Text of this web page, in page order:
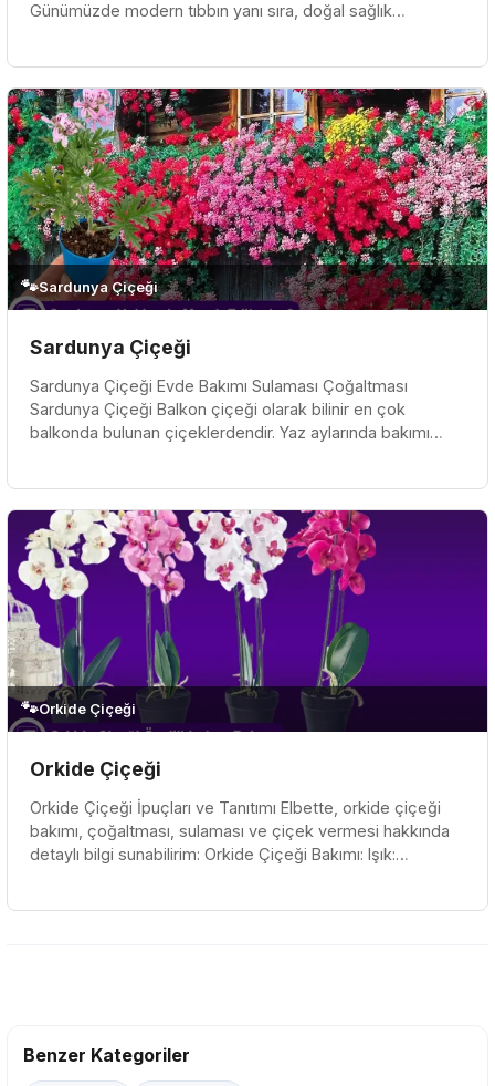
Günümüzde modern tıbbın yanı sıra, doğal sağlık
🐾Sardunya Çiçeği
Sardunya Çiçeği
Sardunya Çiçeği Evde Bakımı Sulaması Çoğaltması
Sardunya Çiçeği Balkon çiçeği olarak bilinir en çok
balkonda bulunan çiçeklerdendir. Yaz aylarında bakımı
🐾Orkide Çiçeği
Orkide Çiçeği
Orkide Çiçeği İpuçları ve Tanıtımı Elbette, orkide çiçeği
bakımı, çoğaltması, sulaması ve çiçek vermesi hakkında
detaylı bilgi sunabilirim: Orkide Çiçeği Bakımı: Işık:
Benzer Kategoriler